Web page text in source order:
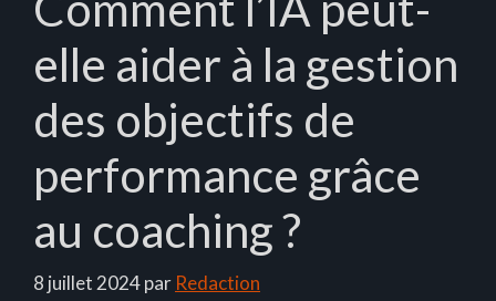
elle aider à la gestion
des objectifs de
performance grâce
au coaching ?
8 juillet 2024par Redaction